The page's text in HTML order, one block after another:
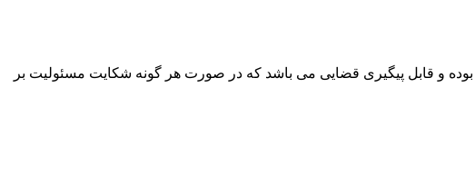
و قابل پیگیری قضایی می باشد که در صورت هر گونه شکایت مسئولیت بر